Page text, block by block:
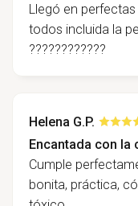
Llegó en
todos incluida la
????????????
Helena G.P.
Encantada con la
Cumple
bonita, práctica,